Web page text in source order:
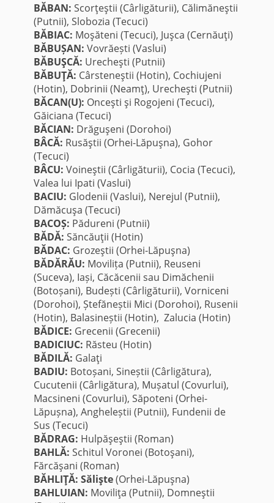
BĂBAN: Scorţeştii (Cârligăturii), Călimăneştii
(Putnii), Slobozia (Tecuci)
BĂBIAC: Moşăteni (Tecuci), Juşca (Cernăuţi)
BĂBUȘAN: Vovrăești (Vaslui)
BĂBUŞCĂ: Urecheşti (Putnii)
BĂBUŢĂ: Cârsteneştii (Hotin), Cochiujeni
(Hotin), Dobrinii (Neamţ), Urecheşti (Putnii)
BĂCAN(U): Onceşti şi Rogojeni (Tecuci),
Găiciana (Tecuci)
BĂCIAN: Drăguşeni (Dorohoi)
BÂCĂ: Rusăştii (Orhei-Lăpuşna), Gohor
(Tecuci)
BÂCU: Voineştii (Cârligăturii), Cocia (Tecuci),
Valea lui Ipati (Vaslui)
BACIU: Glodenii (Vaslui), Nerejul (Putnii),
Dămăcuşa (Tecuci)
BACOȘ: Pădureni (Putnii)
BĂDĂ: Săncăuţii (Hotin)
BĂDAC: Grozeştii (Orhei-Lăpuşna)
BĂDĂRĂU: Movilița (Putnii), Reuseni
(Suceva), Iași, Căcăcenii sau Dimăchenii
(Botoșani), Budești (Cârligăturii), Vorniceni
(Dorohoi), Ștefăneștii Mici (Dorohoi), Rusenii
(Hotin), Balasineștii (Hotin), Zalucia (Hotin)
BĂDICE: Grecenii (Grecenii)
BADICIUC: Răsteu (Hotin)
BĂDILĂ: Galaţi
BADIU: Botoșani, Sineștii (Cârligătura),
Cucutenii (Cârligătura), Mușatul (Covurlui),
Macsineni (Covurlui), Săpoteni (Orhei-
Lăpușna), Angheleștii (Putnii), Fundenii de
Sus (Tecuci)
BĂDRAG: Hulpăşeştii (Roman)
BAHLĂ: Schitul Voronei (Botoşani),
Fărcăşani (Roman)
BĂHLIŢĂ: Sălişte(Orhei-Lăpuşna)
BAHLUIAN: Moviliţa (Putnii), Domneştii